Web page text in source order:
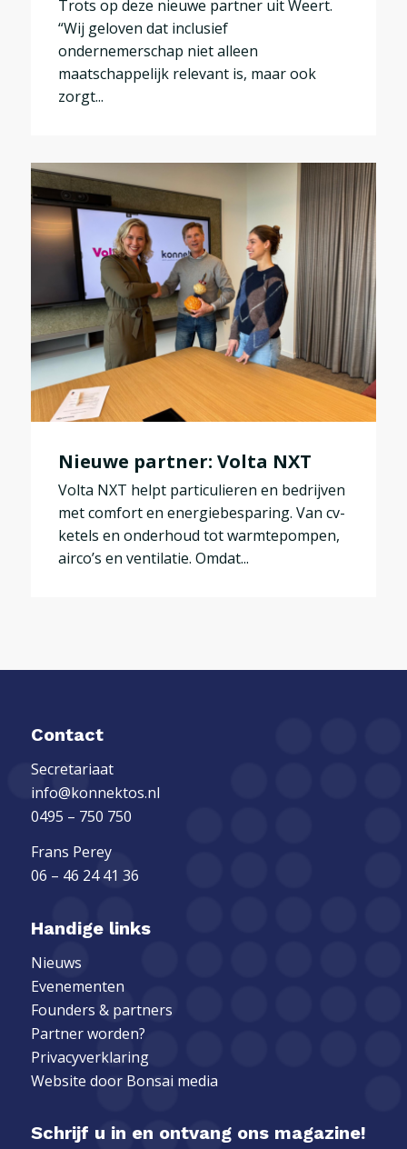
Trots op deze nieuwe partner uit Weert.
“Wij geloven dat inclusief
ondernemerschap niet alleen
maatschappelijk relevant is, maar ook
zorgt...
Nieuwe partner: Volta NXT
Volta NXT helpt particulieren en bedrijven
met comfort en energiebesparing. Van cv-
ketels en onderhoud tot warmtepompen,
airco’s en ventilatie. Omdat...
Contact
Secretariaat
info@konnektos.nl
0495 – 750 750
Frans Perey
06 – 46 24 41 36
Handige links
Nieuws
Evenementen
Founders & partners
Partner worden?
Privacyverklaring
Website door Bonsai media
Schrijf u in en ontvang ons magazine!